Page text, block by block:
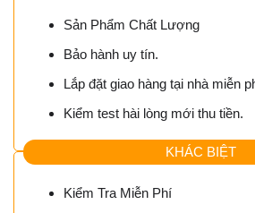
Sản Phẩm Chất Lượng
Bảo hành uy tín.
Lắp đặt giao hàng tại nhà miễn
Kiểm test hài lòng mới thu tiền.
KHÁC BIỆT
Kiểm Tra Miễn Phí